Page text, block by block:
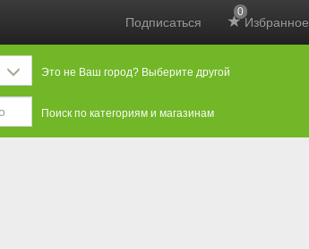
Подписаться Избранное
0
Это не Ваш город? Выберите другой
Поиск по категориям и магазинам